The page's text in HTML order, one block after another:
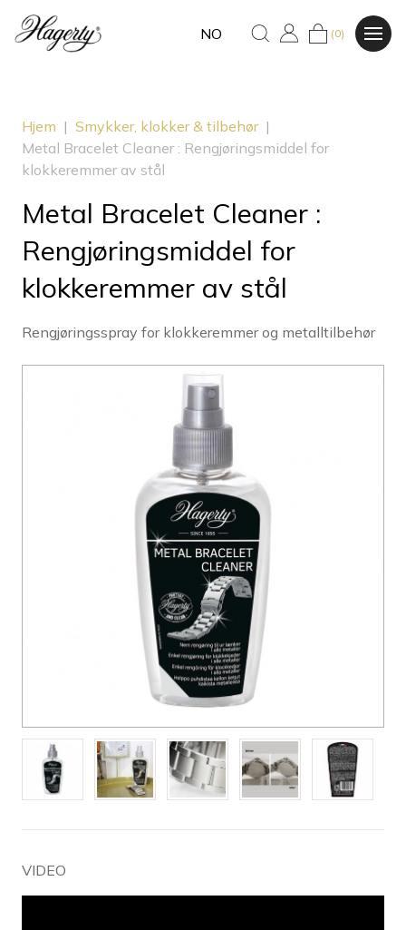
NO (0)
Hjem | Smykker, klokker & tilbehør |
Metal Bracelet Cleaner : Rengjøringsmiddel for
klokkeremmer av stål
Metal Bracelet Cleaner :
Rengjøringsmiddel for
klokkeremmer av stål
Rengjøringsspray for klokkeremmer og metalltilbehør
VIDEO